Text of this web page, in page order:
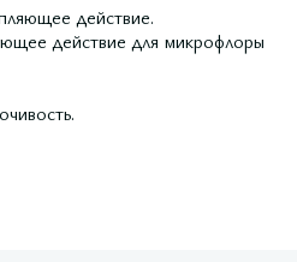
действие.
действие для микрофлоры